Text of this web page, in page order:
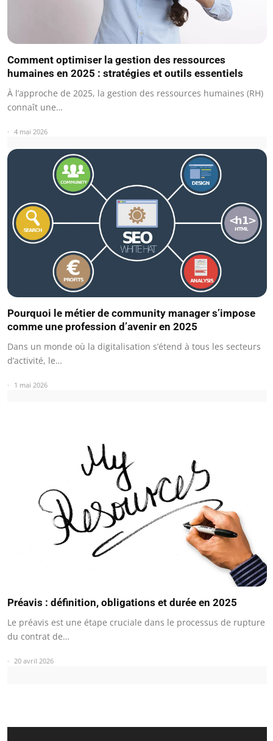
Comment optimiser la gestion des ressources
humaines en 2025 : stratégies et outils essentiels
À l’approche de 2025, la gestion des ressources humaines (RH)
connaît une…
4 mai 2026
Pourquoi le métier de community manager s’impose
comme une profession d’avenir en 2025
Dans un monde où la digitalisation s’étend à tous les secteurs
d’activité, le…
1 mai 2026
Préavis : définition, obligations et durée en 2025
Le préavis est une étape cruciale dans le processus de rupture
du contrat de…
20 avril 2026